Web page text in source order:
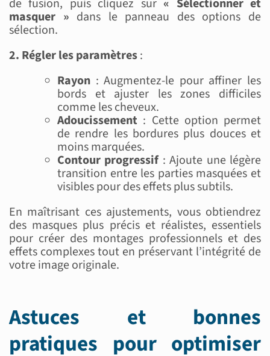
masquer » dans le panneau des options de
sélection.
2. Régler les paramètres:
Rayon: Augmentez-le pour affiner les
bords et ajuster les zones difficiles
comme les cheveux.
Adoucissement: Cette option permet
de rendre les bordures plus douces et
moins marquées.
Contour progressif: Ajoute une légère
transition entre les parties masquées et
visibles pour des effets plus subtils.
En maîtrisant ces ajustements, vous obtiendrez
des masques plus précis et réalistes, essentiels
pour créer des montages professionnels et des
effets complexes tout en préservant l’intégrité de
votre image originale.
Astuces et bonnes
pratiques pour optimiser